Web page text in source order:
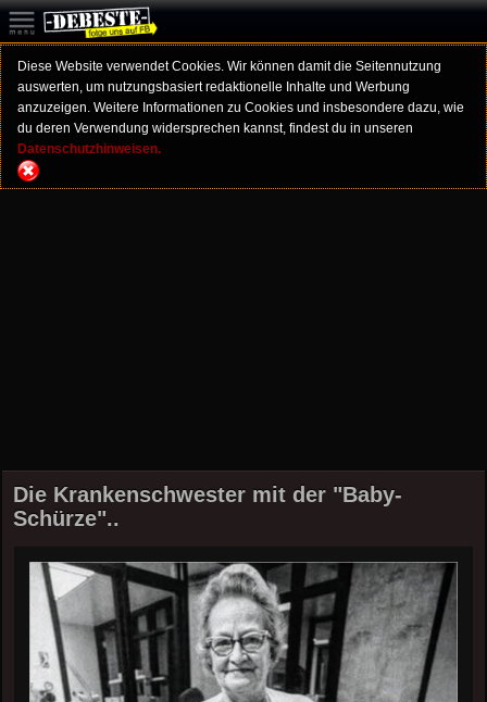
Diese Website verwendet Cookies. Wir können damit die Seitennutzung
auswerten, um nutzungsbasiert redaktionelle Inhalte und Werbung
anzuzeigen. Weitere Informationen zu Cookies und insbesondere dazu, wie
du deren Verwendung widersprechen kannst, findest du in unseren
Datenschutzhinweisen.
Die Krankenschwester mit der "Baby-
Schürze"..